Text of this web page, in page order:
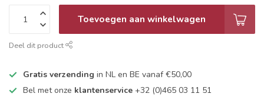
Toevoegen aan winkelwagen
Deel dit product
Gratis verzending in NL en BE vanaf €50,00
Bel met onze klantenservice +32 (0)465 03 11 51